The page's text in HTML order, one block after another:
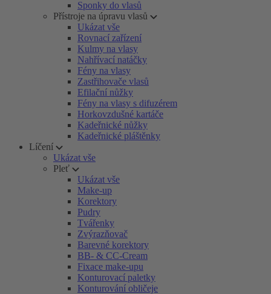
Sponky do vlasů
Přístroje na úpravu vlasů
Ukázat vše
Rovnací zařízení
Kulmy na vlasy
Nahřívací natáčky
Fény na vlasy
Zastřihovače vlasů
Efilační nůžky
Fény na vlasy s difuzérem
Horkovzdušné kartáče
Kadeřnické nůžky
Kadeřnické pláštěnky
Líčení
Ukázat vše
Pleť
Ukázat vše
Make-up
Korektory
Pudry
Tvářenky
Zvýrazňovač
Barevné korektory
BB- & CC-Cream
Fixace make-upu
Konturovací paletky
Konturování obličeje